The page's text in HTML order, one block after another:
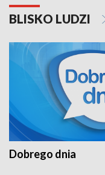
BLISKO LUDZI
Dobrego dnia